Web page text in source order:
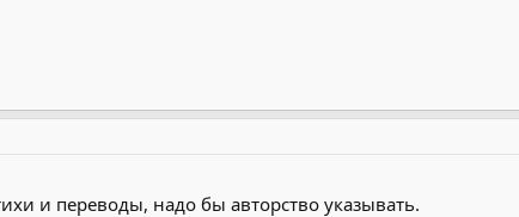
и переводы, надо бы авторство указывать.